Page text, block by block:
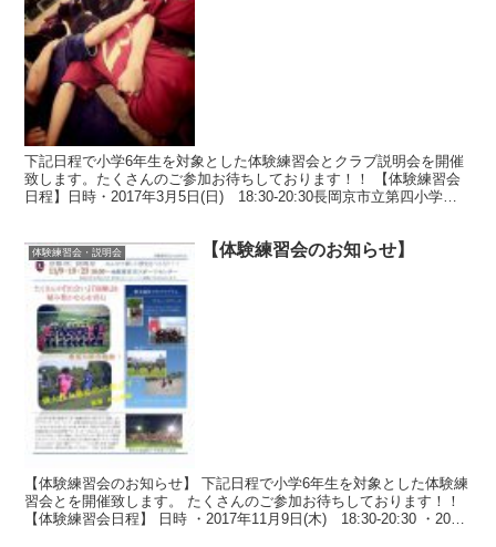
下記日程で小学6年生を対象とした体験練習会とクラブ説明会を開催
致します。たくさんのご参加お待ちしております！！ 【体験練習会
日程】日時・2017年3月5日(日) 18:30-20:30長岡京市立第四小学
体験練習会・説明会 【体験練習会のお知らせ】
【体験練習会のお知らせ】 下記日程で小学6年生を対象とした体験練
習会とを開催致します。 たくさんのご参加お待ちしております！！
【体験練習会日程】 日時 ・2017年11月9日(木) 18:30-20:30 ・2017